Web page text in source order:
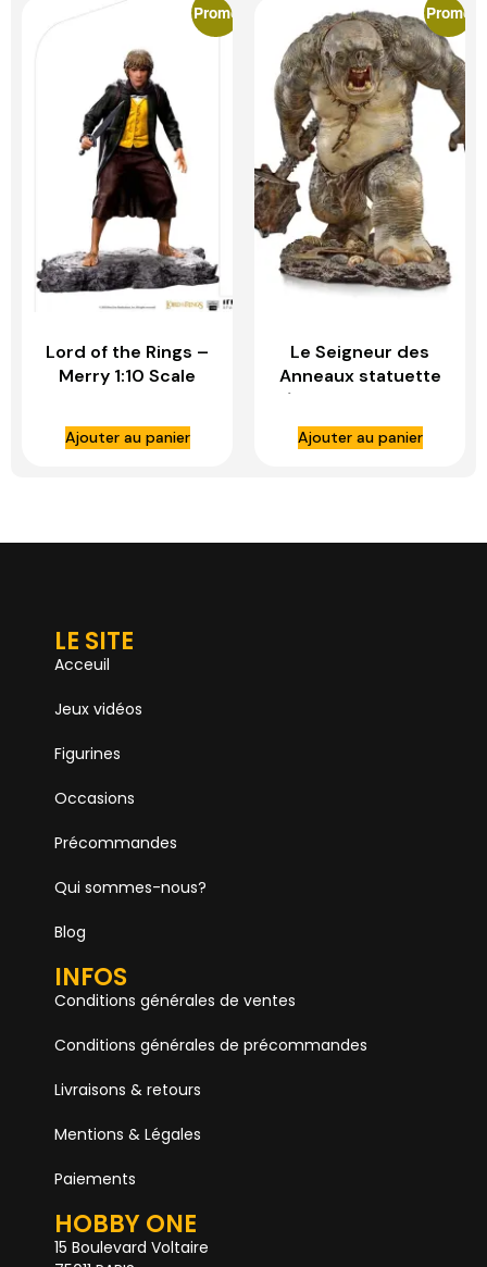
Promo
Lord of the Rings –
Merry 1:10 Scale
STUDIOS
Ajouter au panier
Promo
Le Seigneur des
Anneaux statuette
1/10 Deluxe BDS Art
Scale Cave Troll –
IRON STUDIOS
Ajouter au panier
LE SITE
Acceuil
Jeux vidéos
Figurines
Occasions
Précommandes
Qui sommes-nous?
Blog
INFOS
Conditions générales de ventes
Conditions générales de précommandes
Livraisons & retours
Mentions & Légales
Paiements
HOBBY ONE
15 Boulevard Voltaire